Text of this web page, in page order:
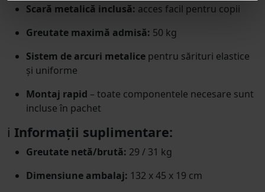
Scară metalică inclusă: acces facil pentru copii
Greutate maximă admisă: 50 kg
Sistem de arcuri metalice pentru sărituri elastice
și uniforme
Montaj rapid – toate componentele necesare sunt
incluse în pachet
ℹ️ Informații suplimentare:
Greutate netă/brută: 29 / 31 kg
Dimensiune ambalaj: 132 x 45 x 19 cm